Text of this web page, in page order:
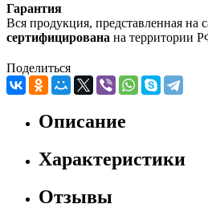
Гарантия
Вся продукция, представленная на
сертифицирована на территории
Поделиться
Описание
Характеристики
Отзывы